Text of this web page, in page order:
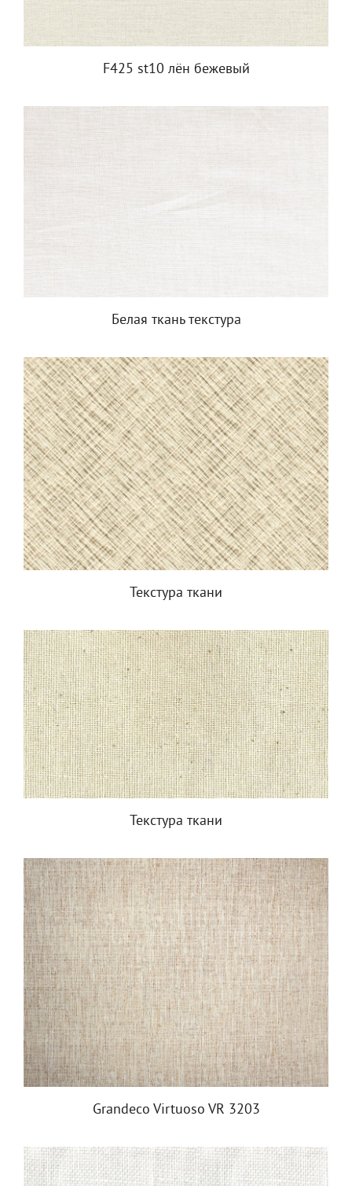
F425 st10 лён бежевый
Белая ткань текстура
Текстура ткани
Текстура ткани
Grandeco Virtuoso VR 3203